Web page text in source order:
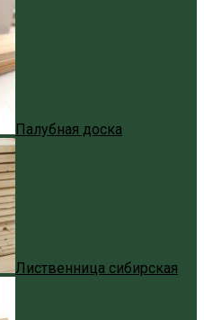
Палубная доска
Лиственница сибирская